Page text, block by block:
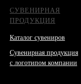
СУВЕНИРНАЯ
ПРОДУКЦИЯ
Каталог сувениров
Сувенирная продукция
с логотипом компании